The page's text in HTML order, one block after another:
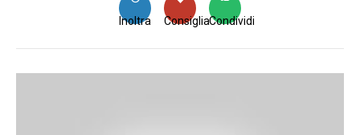
Condividi
Consiglia
Inoltra